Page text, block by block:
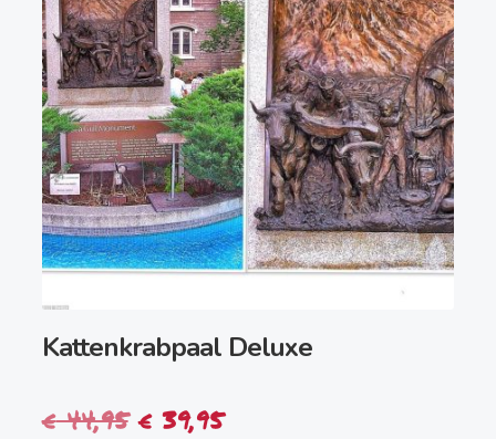
Kattenkrabpaal Deluxe
€44,95 Oorspronkelijke
€39,95Huidige